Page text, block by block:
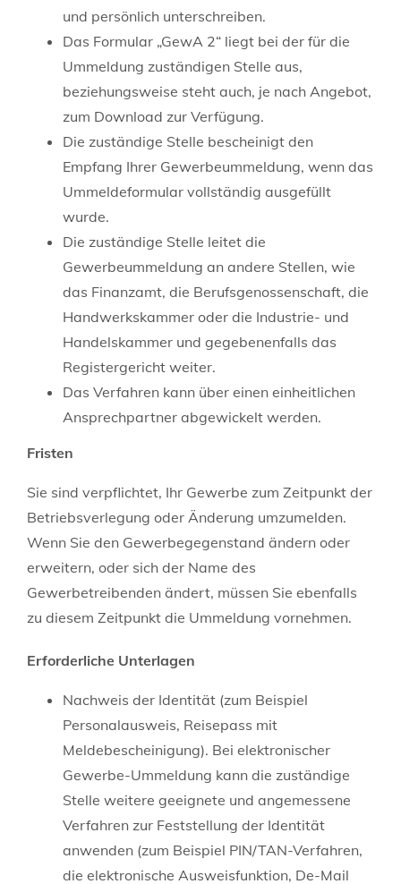
und persönlich unterschreiben.
Das Formular „GewA 2“ liegt bei der für die
Ummeldung zuständigen Stelle aus,
beziehungsweise steht auch, je nach Angebot,
zum Download zur Verfügung.
Die zuständige Stelle bescheinigt den
Empfang Ihrer Gewerbeummeldung, wenn das
Ummeldeformular vollständig ausgefüllt
wurde.
Die zuständige Stelle leitet die
Gewerbeummeldung an andere Stellen, wie
das Finanzamt, die Berufsgenossenschaft, die
Handwerkskammer oder die Industrie- und
Handelskammer und gegebenenfalls das
Registergericht weiter.
Das Verfahren kann über einen einheitlichen
Ansprechpartner abgewickelt werden.
Fristen
Sie sind verpflichtet, Ihr Gewerbe zum Zeitpunkt der
Betriebsverlegung oder Änderung umzumelden.
Wenn Sie den Gewerbegegenstand ändern oder
erweitern, oder sich der Name des
Gewerbetreibenden ändert, müssen Sie ebenfalls
zu diesem Zeitpunkt die Ummeldung vornehmen.
Erforderliche Unterlagen
Nachweis der Identität (zum Beispiel
Personalausweis, Reisepass mit
Meldebescheinigung). Bei elektronischer
Gewerbe-Ummeldung kann die zuständige
Stelle weitere geeignete und angemessene
Verfahren zur Feststellung der Identität
anwenden (zum Beispiel PIN/TAN-Verfahren,
die elektronische Ausweisfunktion, De-Mail